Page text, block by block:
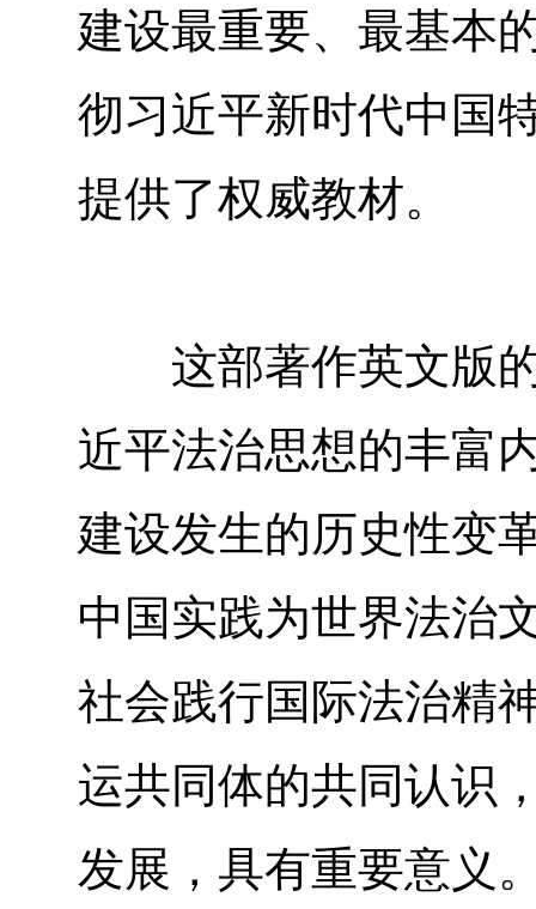
建设最重要、最基本
彻习近平新时代中国
提供了权威教材。
这部著作英文版的
近平法治思想的丰富
建设发生的历史性变
中国实践为世界法治
社会践行国际法治精
运共同体的共同认识
发展，具有重要意义